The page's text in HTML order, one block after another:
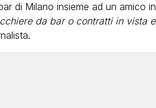
di Milano insieme ad un amico
da bar o contratti in vista